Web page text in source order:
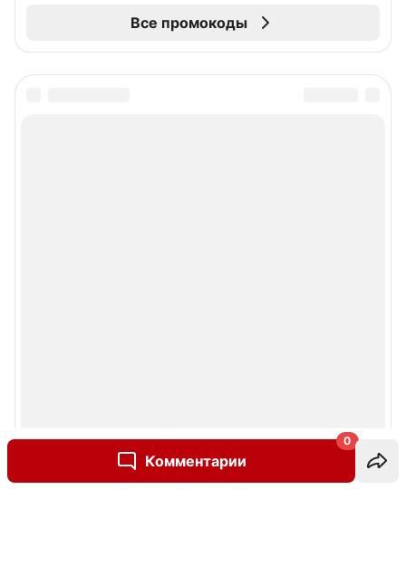
Комментарии
0
Все промокоды